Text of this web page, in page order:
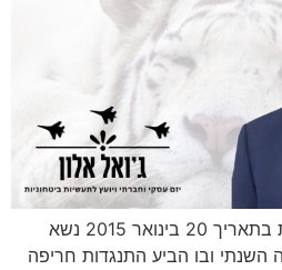
הסכמי איראן בלב המחלוקת בתאריך 20 בינואר 2015 נשא
ובו הביע התנגדות חריפה